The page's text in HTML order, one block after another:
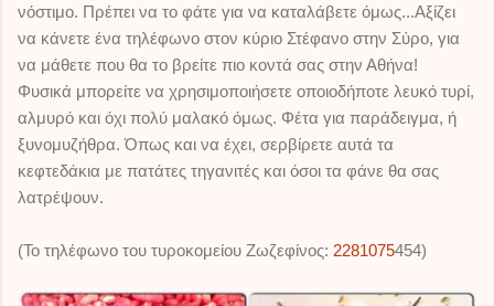
νόστιμο. Πρέπει να το φάτε για να καταλάβετε όμως...Αξίζει
να κάνετε ένα τηλέφωνο στον κύριο Στέφανο στην Σύρο, για
να μάθετε που θα το βρείτε πιο κοντά σας στην Αθήνα!
Φυσικά μπορείτε να χρησιμοποιήσετε οποιοδήποτε λευκό τυρί,
αλμυρό και όχι πολύ μαλακό όμως. Φέτα για παράδειγμα, ή
ξυνομυζήθρα. Όπως και να έχει, σερβίρετε αυτά τα
κεφτεδάκια με πατάτες τηγανιτές και όσοι τα φάνε θα σας
λατρέψουν.
(Το τηλέφωνο του τυροκομείου Ζωζεφίνος: 2281075454)